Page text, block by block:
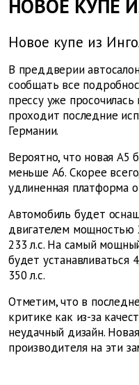
НОВОЕ КУПЕ
Новое купе из
В преддверии
сообщать все
прессу уже
проходит последние
Германии.
Вероятно, что новая А5
меньше А6. Скорее
удлиненная платформа
Автомобиль будет
двигателем мощностью
233 л.с. На самый
будет
350 л.с.
Отметим, что в
критике как из-за
неудачный дизайн.
производителя на эти